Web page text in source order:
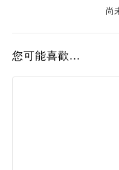
尚
您可能喜歡...